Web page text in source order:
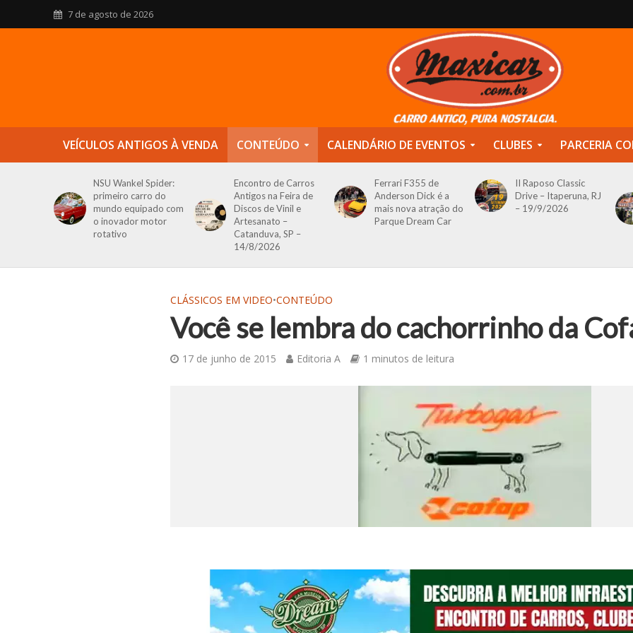
7 de agosto de 2026
VEÍCULOS ANTIGOS À VENDA CONTEÚDO CALENDÁRIO DE EVENTOS CLUBES PARCERIA
NSU Wankel Spider:
primeiro carro do
mundo equipado com
o inovador motor
rotativo
Encontro de Carros
Antigos na Feira de
Discos de Vinil e
Artesanato –
Catanduva, SP –
14/8/2026
Ferrari F355 de
Anderson Dick é a
mais nova atração do
Parque Dream Car
II Raposo Classic
Drive – Itaperuna, RJ
– 19/9/2026
CLÁSSICOS EM VIDEO•CONTEÚDO
Você se lembra do cachorrinho da
17 de junho de 2015 Editoria A 1 minutos de leitura